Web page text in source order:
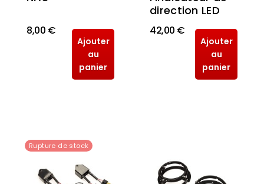
8,00 €
Ajouter
au
panier
direction LED
42,00 €
Ajouter
au
panier
Rupture de stock